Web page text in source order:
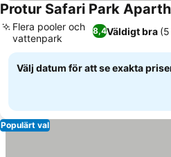
Protur Safari Park
8,4Väldigt bra
Flera pooler och
vattenpark
Välj datum för att se exakta
Populärt val